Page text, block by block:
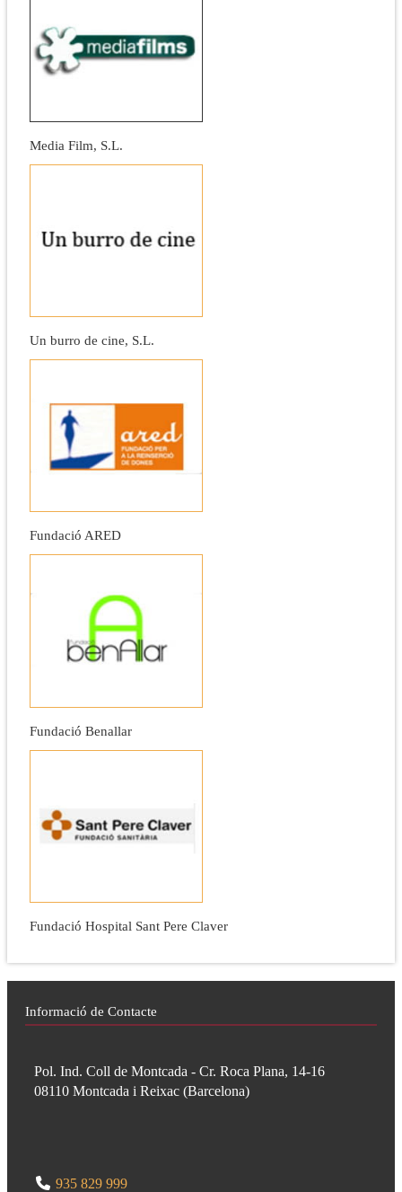
Media Film, S.L.
Un burro de cine, S.L.
Fundació ARED
Fundació Benallar
Fundació Hospital Sant Pere Claver
Informació de Contacte
Pol. Ind. Coll de Montcada - Cr. Roca Plana, 14-16
08110 Montcada i Reixac (Barcelona)
935 829 999